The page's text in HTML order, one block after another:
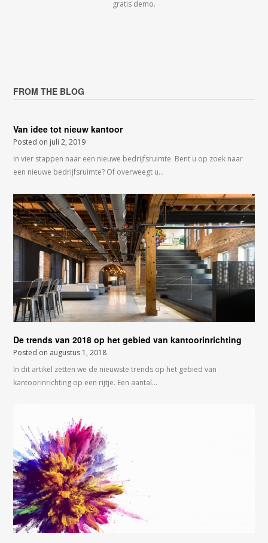
gratis demo.
FROM THE BLOG
Van idee tot nieuw kantoor
Posted on juli 2, 2019
In vier stappen naar een nieuwe bedrijfsruimte Bent u op zoek naar
een nieuwe bedrijfsruimte? Of overweegt u…
De trends van 2018 op het gebied van kantoorinrichting
Posted on augustus 1, 2018
In dit artikel zetten we de nieuwste trends op het gebied van
kantoorinrichting op een rijtje. Een aantal…